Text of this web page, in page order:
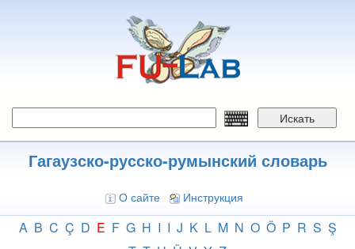
Искать
Гагаузско-русско-румынский словарь
О сайте Инструкция
A B C Ç D E F G H I I J K L M N O Ö P R S Ş